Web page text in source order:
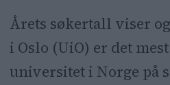
Årets søkertall viser
i Oslo (UiO) er det
universitet i Norge på